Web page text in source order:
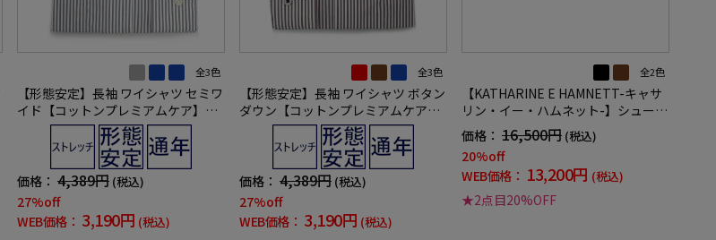
全3色
【形態安定】長袖 ワイシャツ セミワ
イド【コットンプレミアムケア】ス
トライプ リッケンバッカー 通年
価格： 4,389円 (税込)
27%off
WEB価格： 3,190円 (税込)
全3色
【形態安定】長袖 ワイシャツ ボタン
ダウン【コットンプレミアムケア】
ストライプ リッケンバッカー 通年
価格： 4,389円 (税込)
27%off
WEB価格： 3,190円 (税込)
全2色
【KATHARINE E HAMNETT-キャサ
リン・イー・ハムネット-】シューズ
メダリオン ストレートチップ 本革
靴紐付き 無地 通年
価格： 16,500円 (税込)
20%off
WEB価格： 13,200円 (税込)
★2点目20%OFF